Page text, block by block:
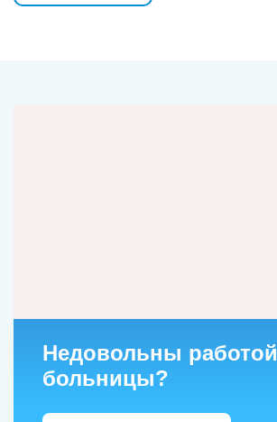
Недовольны работой
больницы?